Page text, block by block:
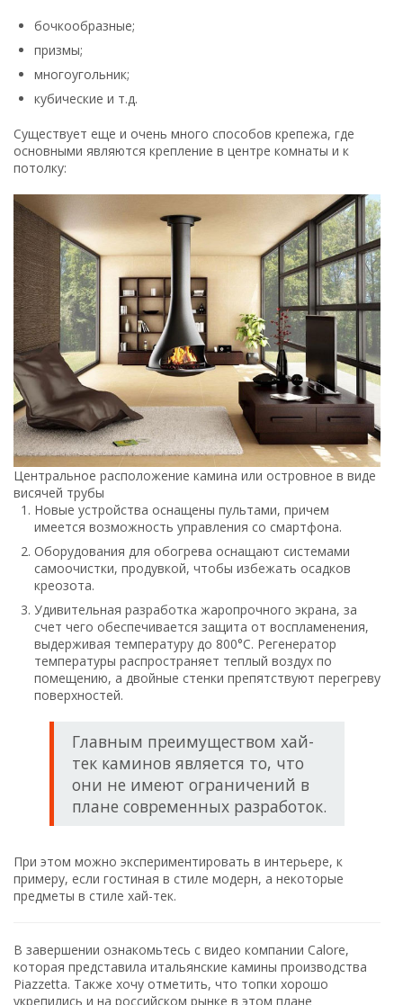
бочкообразные;
призмы;
многоугольник;
кубические и т.д.
Существует еще и очень много способов крепежа, где
основными являются крепление в центре комнаты и к
потолку:
Центральное расположение камина или островное в виде
висячей трубы
Новые устройства оснащены пультами, причем
имеется возможность управления со смартфона.
Оборудования для обогрева оснащают системами
самоочистки, продувкой, чтобы избежать осадков
креозота.
Удивительная разработка жаропрочного экрана, за
счет чего обеспечивается защита от воспламенения,
выдерживая температуру до 800°С. Регенератор
температуры распространяет теплый воздух по
помещению, а двойные стенки препятствуют перегреву
поверхностей.
Главным преимуществом хай-
тек каминов является то, что
они не имеют ограничений в
плане современных разработок.
При этом можно экспериментировать в интерьере, к
примеру, если гостиная в стиле модерн, а некоторые
предметы в стиле хай-тек.
В завершении ознакомьтесь с видео компании Calore,
которая представила итальянские камины производства
Piazzetta. Также хочу отметить, что топки хорошо
укрепились и на российском рынке в этом плане